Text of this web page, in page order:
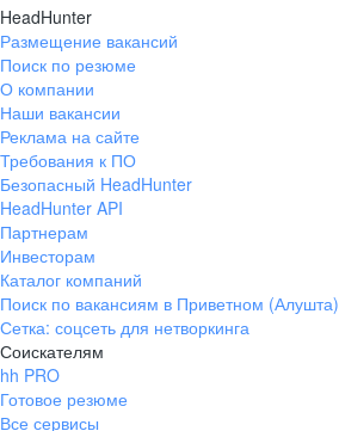
HeadHunter
Размещение вакансий
Поиск по резюме
О компании
Наши вакансии
Реклама на сайте
Требования к ПО
Безопасный HeadHunter
HeadHunter API
Партнерам
Инвесторам
Каталог компаний
Поиск по вакансиям в Приветном (Алушта)
Сетка: соцсеть для нетворкинга
Соискателям
hh PRO
Готовое резюме
Все сервисы